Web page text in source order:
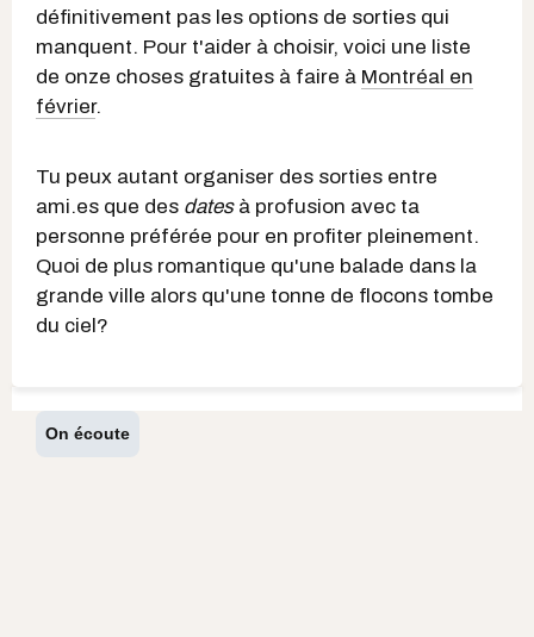
définitivement pas les options de sorties qui
manquent. Pour t'aider à choisir, voici une liste
de onze choses gratuites à faire à Montréal en
février.
Tu peux autant organiser des sorties entre
ami.es que des datesà profusion avec ta
personne préférée pour en profiter pleinement.
Quoi de plus romantique qu'une balade dans la
grande ville alors qu'une tonne de flocons tombe
du ciel?
On écoute